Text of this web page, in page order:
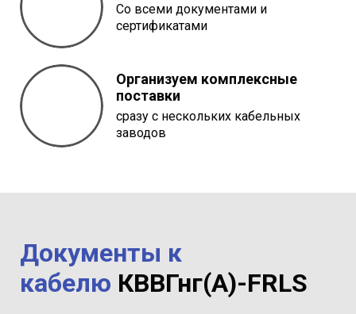
Со всеми документами и
сертификатами
Организуем комплексные
поставки
сразу с нескольких кабельных
заводов
Документы к
кабелю КВВГнг(A)-FRLS